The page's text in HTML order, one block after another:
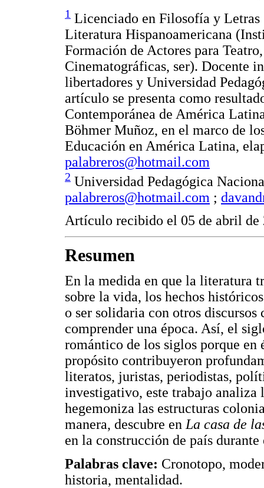
1 Licenciado en Filosofía y
Literatura Hispanoamericana
Formación de Actores para
Cinematográficas, ser). Docente
libertadores y Universidad
artículo se presenta como
Contemporánea de América
Böhmer Muñoz, en el marco de
Educación en América Latina,
palabreros@hotmail.com
2 Universidad Pedagógica
palabreros@hotmail.com ;
Artículo recibido el 05 de abril de
Resumen
En la medida en que la literatura
sobre la vida, los hechos
o ser solidaria con otros
comprender una época. Así, el
romántico de los siglos porque en
propósito contribuyeron
literatos, juristas, periodistas,
investigativo, este trabajo analiza
hegemoniza las estructuras
manera, descubre enLa casa de
en la construcción de país
Palabras clave: Cronotopo,
historia, mentalidad.